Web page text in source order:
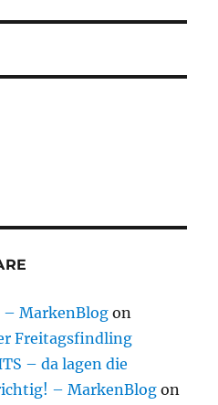
– MarkenBlog on
Freitagsfindling
– da lagen die
– MarkenBlog on